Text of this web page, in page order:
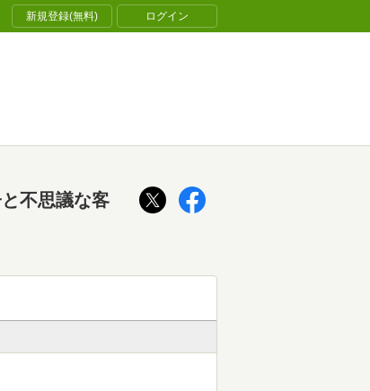
新規登録(無料) ログイン
不思議な客